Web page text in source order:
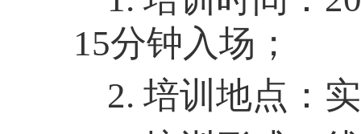
15分钟入场；
2. 培训地点：